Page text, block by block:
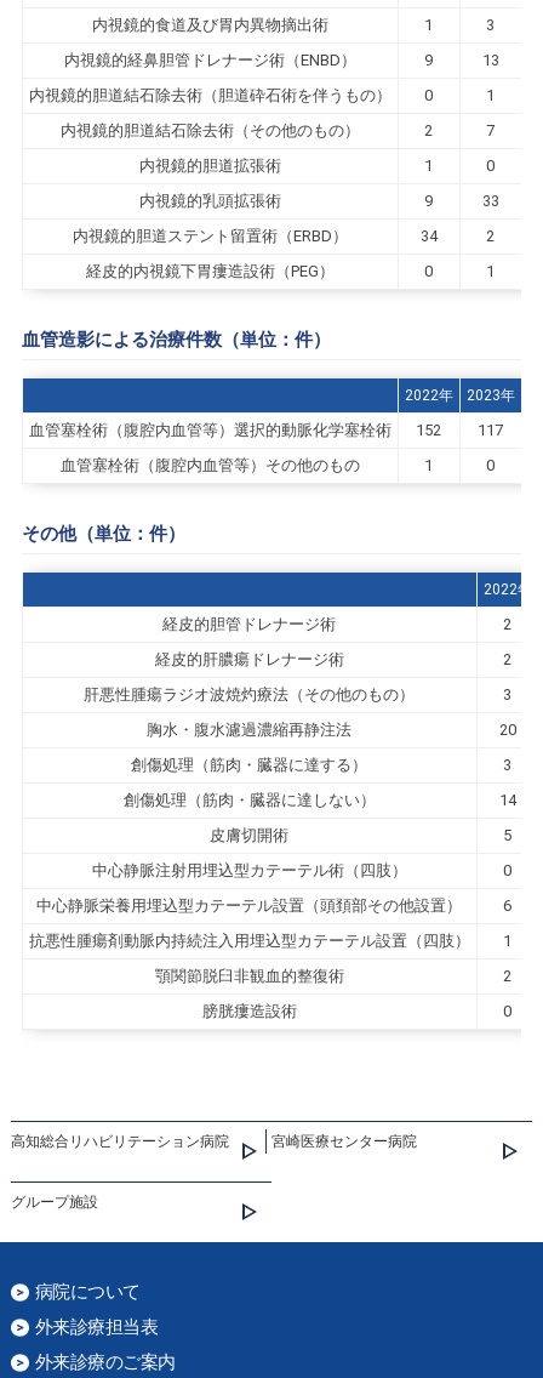
内視鏡的食道及び胃内異物摘出術
1
3
内視鏡的経鼻胆管ドレナージ術（ENBD）
9
13
内視鏡的胆道結石除去術（胆道砕石術を伴うもの）
0
1
内視鏡的胆道結石除去術（その他のもの）
2
7
内視鏡的胆道拡張術
1
0
内視鏡的乳頭拡張術
9
33
内視鏡的胆道ステント留置術（ERBD）
34
2
経皮的内視鏡下胃瘻造設術（PEG）
0 1
血管造影による治療件数（単位：件）
2022年 2023年
血管塞栓術（腹腔内血管等）選択的動脈化学塞栓術 152 117
血管塞栓術（腹腔内血管等）その他のもの
1 0
その他（単位：件）
2022年
経皮的胆管ドレナージ術
2
経皮的肝膿瘍ドレナージ術
2
肝悪性腫瘍ラジオ波焼灼療法（その他のもの）
3
胸水・腹水濾過濃縮再静注法
20
創傷処理（筋肉・臓器に達する）
3
創傷処理（筋肉・臓器に達しない）
14
皮膚切開術
5
中心静脈注射用埋込型カテーテル術（四肢）
0
中心静脈栄養用埋込型カテーテル設置（頭頚部その他設置）
6
抗悪性腫瘍剤動脈内持続注入用埋込型カテーテル設置（四肢）
1
顎関節脱臼非観血的整復術
2
膀胱瘻造設術
0
高知総合リハビリテーション病院 宮崎医療センター病院
グループ施設
病院について
外来診療担当表
外来診療のご案内